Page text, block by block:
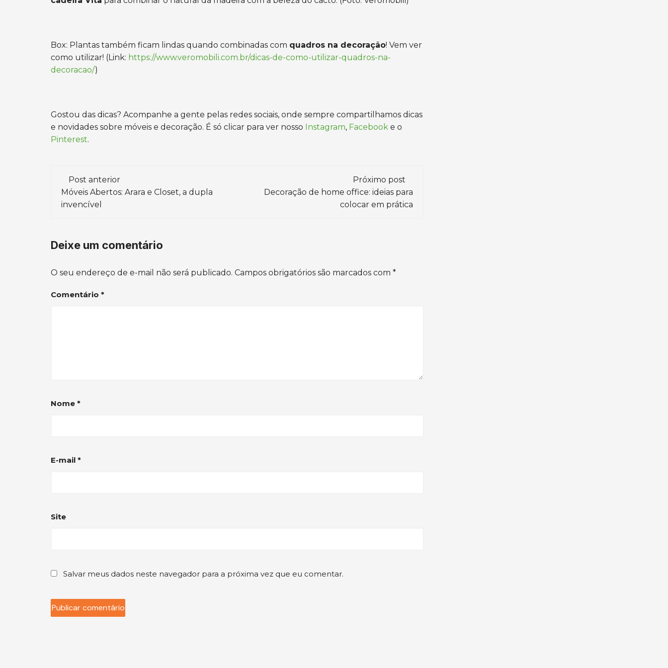
Box: Plantas também ficam lindas quando combinadas com quadros na decoração! Vem ver
como utilizar! (Link: https://www.veromobili.com.br/dicas-de-como-utilizar-quadros-na-
decoracao/)
Gostou das dicas? Acompanhe a gente pelas redes sociais, onde sempre compartilhamos dicas
e novidades sobre móveis e decoração. É só clicar para ver nosso Instagram, Facebook e o
Pinterest.
Navegação
de
Post anterior
Móveis Abertos: Arara e Closet, a dupla
invencível
Próximo post
Decoração de home office: ideias para
colocar em prática
Deixe um comentário
O seu endereço de e-mail não será publicado. Campos obrigatórios são marcados com *
Comentário *
Nome *
E-mail *
Site
Salvar meus dados neste navegador para a próxima vez que eu comentar.